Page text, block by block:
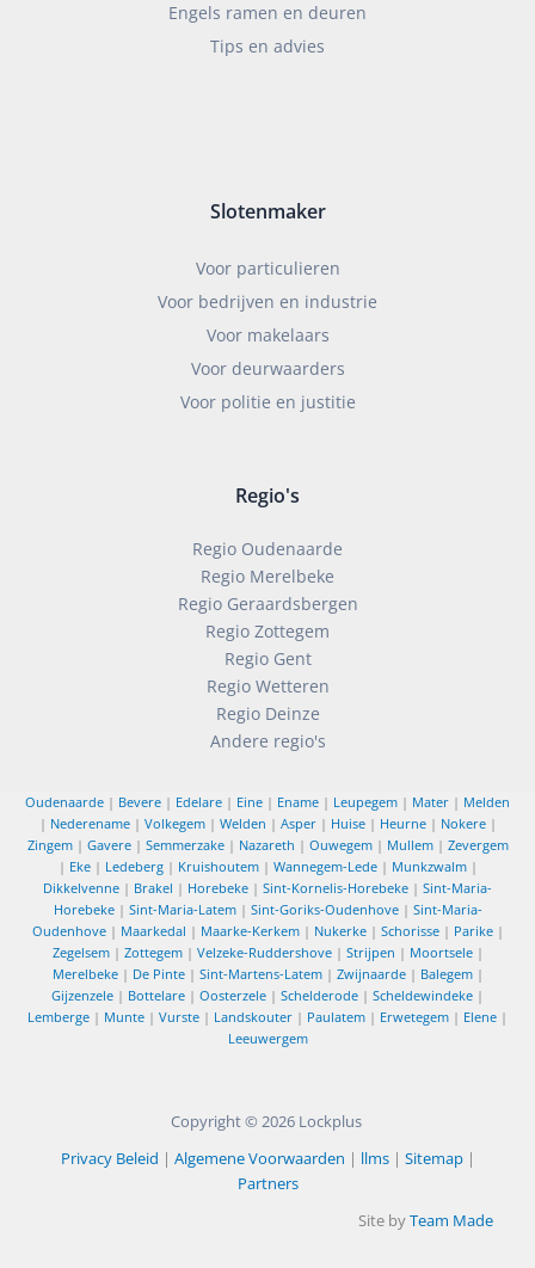
Engels ramen en deuren
Tips en advies
Slotenmaker
Voor particulieren
Voor bedrijven en industrie
Voor makelaars
Voor deurwaarders
Voor politie en justitie
Regio's
Regio Oudenaarde
Regio Merelbeke
Regio Geraardsbergen
Regio Zottegem
Regio Gent
Regio Wetteren
Regio Deinze
Andere regio's
Oudenaarde | Bevere | Edelare | Eine | Ename | Leupegem | Mater | Melden
| Nederename| Volkegem| Welden | Asper| Huise| Heurne| Nokere|
Zingem| Gavere| Semmerzake| Nazareth | Ouwegem| Mullem| Zevergem
| Eke| Ledeberg| Kruishoutem| Wannegem-Lede| Munkzwalm|
Dikkelvenne | Brakel | Horebeke | Sint-Kornelis-Horebeke | Sint-Maria-
Horebeke| Sint-Maria-Latem| Sint-Goriks-Oudenhove| Sint-Maria-
Oudenhove| Maarkedal | Maarke-Kerkem| Nukerke| Schorisse| Parike|
Zegelsem| Zottegem| Velzeke-Ruddershove| Strijpen | Moortsele|
Merelbeke| De Pinte| Sint-Martens-Latem| Zwijnaarde| Balegem|
Gijzenzele | Bottelare | Oosterzele | Schelderode | Scheldewindeke |
Lemberge | Munte | Vurste | Landskouter | Paulatem | Erwetegem | Elene |
Leeuwergem
Copyright © 2026 Lockplus
Privacy Beleid | Algemene Voorwaarden | llms| Sitemap|
Partners
Site byTeam Made